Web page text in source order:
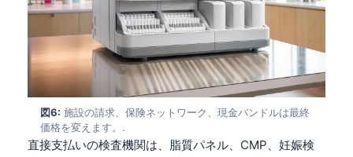
図6: 施設の請求、保険ネットワーク、現金バンドルは最終
価格を変えます。.
直接支払いの検査機関は、脂質パネル、CMP、妊娠検
Latviešu valoda
Македонски јазик
Euskara
Gàidhlig
Occitan
العربية المغربية